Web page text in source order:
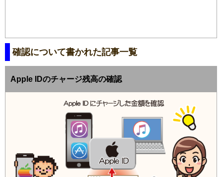
確認について書かれた記事一覧
Apple IDのチャージ残高の確認